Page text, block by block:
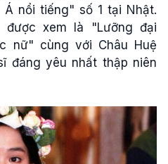
nổi tiếng" số 1 tại Nhật.
được xem là "Lưỡng đại
nữ" cùng với Châu Huệ
đáng yêu nhất thập niên